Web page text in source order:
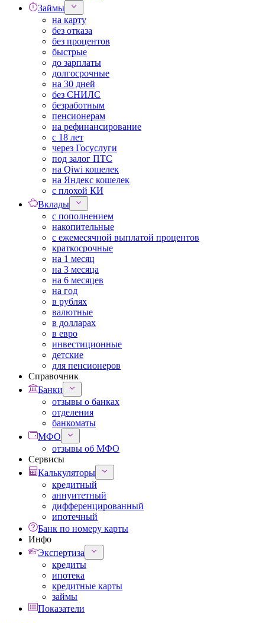
Займы
на карту
без отказа
без процентов
быстрые
до зарплаты
долгосрочные
на 30 дней
без СНИЛС
безработным
пенсионерам
на рефинансирование
с 18 лет
через Госуслуги
под залог ПТС
на Qiwi кошелек
на Яндекс кошелек
с плохой КИ
Вклады
с пополнением
накопительные
с ежемесячной выплатой процентов
краткосрочные
на 1 месяц
на 3 месяца
на 6 месяцев
на год
в рублях
валютные
в долларах
в евро
инвестиционные
детские
для пенсионеров
Справочник
Банки
отзывы о банках
отделения
банкоматы
МФО
отзывы об МФО
Сервисы
Калькуляторы
кредитный
аннуитетный
дифференцированный
ипотечный
Банк по номеру карты
Инфо
Экспертиза
кредиты
ипотека
кредитные карты
займы
Показатели